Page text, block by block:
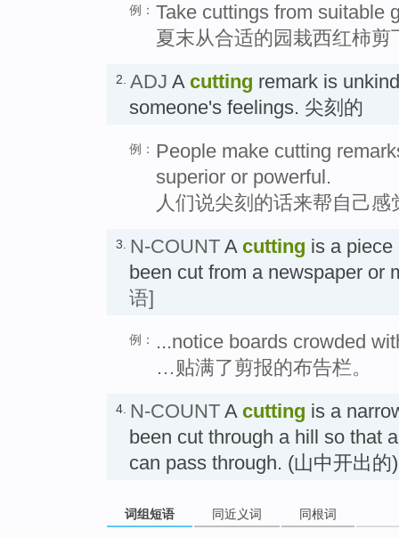
例： Take cuttings from suitable
夏末从合适的园栽西红柿剪
2. ADJ A cutting remark is
someone's feelings. 尖刻的
例： People make cutting
superior or powerful.
人们说尖刻的话来帮自己感
3. N-COUNT A cutting is a piece
been cut from a newspaper or
语]
例：
...notice boards crowded
…贴满了剪报的布告栏。
4. N-COUNT A cutting is a
been cut through a hill so that
can pass through. (山中开出
词组短语 同近义词 同根词